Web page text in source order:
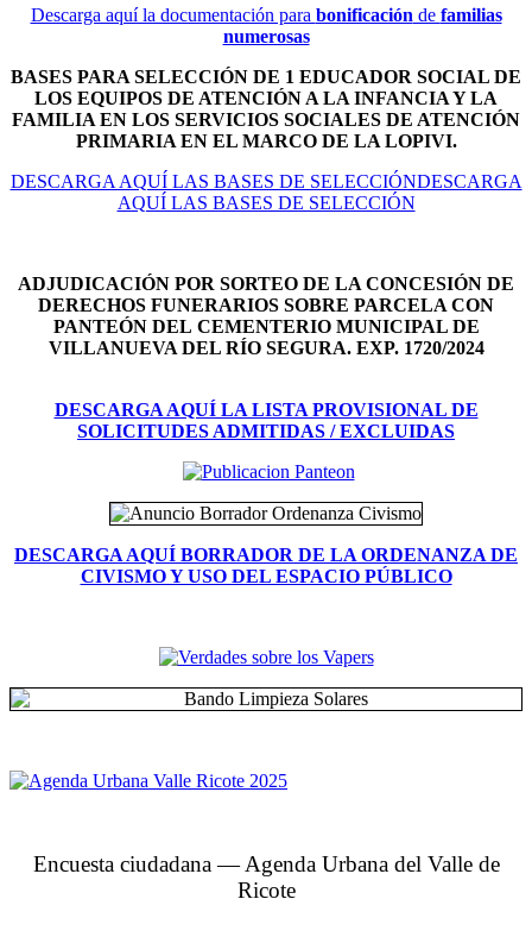
Descarga aquí la documentación para bonificación de familias
numerosas
BASES PARA SELECCIÓN DE 1 EDUCADOR SOCIAL DE
LOS EQUIPOS DE ATENCIÓN A LA INFANCIA Y LA
FAMILIA EN LOS SERVICIOS SOCIALES DE ATENCIÓN
PRIMARIA EN EL MARCO DE LA LOPIVI.
DESCARGA AQUÍ LAS BASES DE SELECCIÓNDESCARGA
AQUÍ LAS BASES DE SELECCIÓN
ADJUDICACIÓN POR SORTEO DE LA CONCESIÓN DE
DERECHOS FUNERARIOS SOBRE PARCELA CON
PANTEÓN DEL CEMENTERIO MUNICIPAL DE
VILLANUEVA DEL RÍO SEGURA. EXP. 1720/2024
DESCARGA AQUÍ LA LISTA PROVISIONAL DE
SOLICITUDES ADMITIDAS / EXCLUIDAS
DESCARGA AQUÍ BORRADOR DE LA ORDENANZA DE
CIVISMO Y USO DEL ESPACIO PÚBLICO
Encuesta ciudadana — Agenda Urbana del Valle de
Ricote